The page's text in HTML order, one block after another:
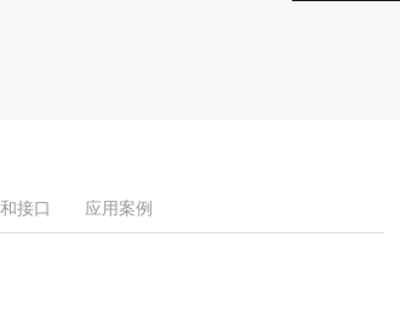
接口 应用案例